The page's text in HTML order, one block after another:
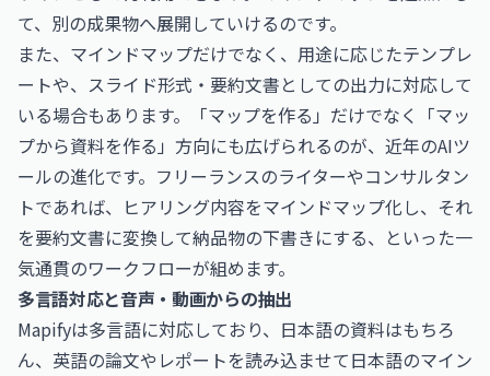
て、別の成果物へ展開していけるのです。
また、マインドマップだけでなく、用途に応じたテンプレ
ートや、スライド形式・要約文書としての出力に対応して
いる場合もあります。「マップを作る」だけでなく「マッ
プから資料を作る」方向にも広げられるのが、近年のAIツ
ールの進化です。フリーランスのライターやコンサルタン
トであれば、ヒアリング内容をマインドマップ化し、それ
を要約文書に変換して納品物の下書きにする、といった一
気通貫のワークフローが組めます。
多言語対応と音声・動画からの抽出
Mapifyは多言語に対応しており、日本語の資料はもちろ
ん、英語の論文やレポートを読み込ませて日本語のマイン